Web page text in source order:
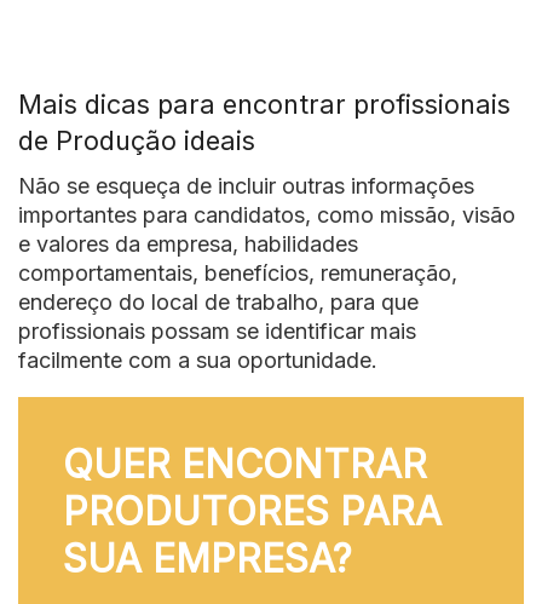
Mais dicas para encontrar profissionais
de Produção ideais
Não se esqueça de incluir outras informações
importantes para candidatos, como missão, visão
e valores da empresa, habilidades
comportamentais, benefícios, remuneração,
endereço do local de trabalho, para que
profissionais possam se identificar mais
facilmente com a sua oportunidade.
QUER ENCONTRAR
PRODUTORES PARA
SUA EMPRESA?